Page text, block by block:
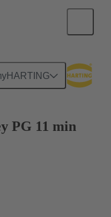
PG 11 min